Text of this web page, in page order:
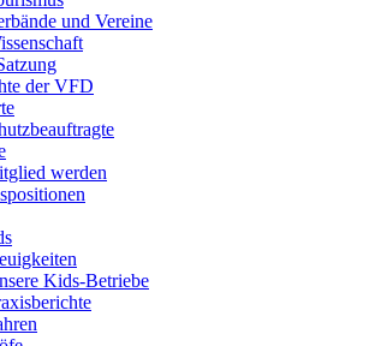
und Vereine
der VFD
werden
Kids-Betriebe